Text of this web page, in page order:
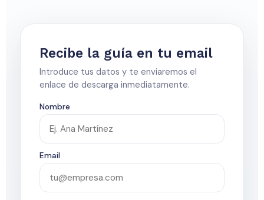
Recibe la guía en tu email
Introduce tus datos y te enviaremos el
enlace de descarga inmediatamente.
Nombre
Email